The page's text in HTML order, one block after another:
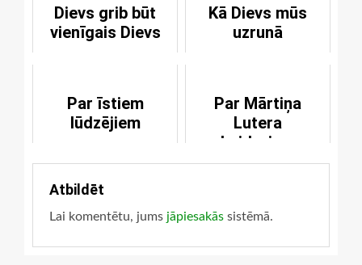
Dievs grib būt
vienīgais Dievs
Kā Dievs mūs
uzrunā
Par īstiem
lūdzējiem
Par Mārtiņa
Lutera
skaidrojumu
pravieša Jesajas
Atbildēt
Lai komentētu, jums jāpiesakās sistēmā.